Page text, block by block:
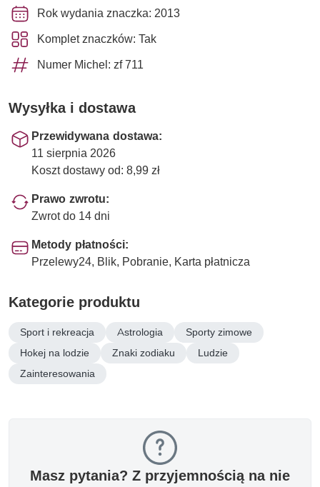
Rok wydania znaczka: 2013
Komplet znaczków: Tak
Numer Michel: zf 711
Wysyłka i dostawa
Przewidywana dostawa:
11 sierpnia 2026
Koszt dostawy od: 8,99 zł
Prawo zwrotu:
Zwrot do 14 dni
Metody płatności:
Przelewy24, Blik, Pobranie, Karta płatnicza
Kategorie produktu
Sport i rekreacja Astrologia
Sporty zimowe
Hokej na lodzie
Znaki zodiaku
Ludzie
Zainteresowania
Masz pytania? Z przyjemnością na nie